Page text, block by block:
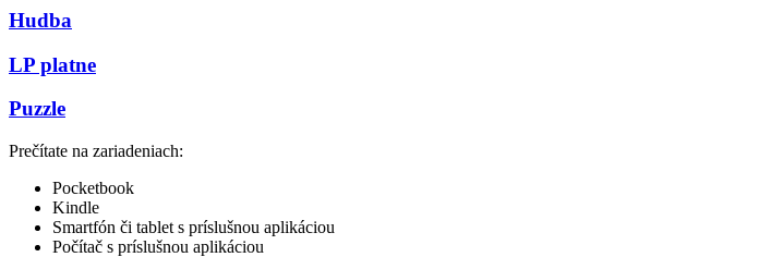
Hudba
LP platne
Puzzle
Prečítate na zariadeniach:
Pocketbook
Kindle
Smartfón či tablet s príslušnou aplikáciou
Počítač s príslušnou aplikáciou